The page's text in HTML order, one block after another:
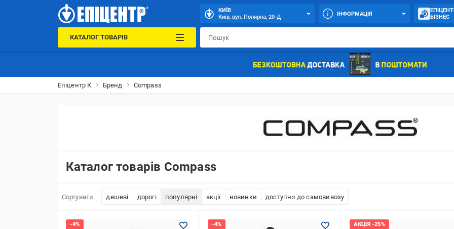
КИЇВ
Київ, вул. Полярна, 20-Д
ІНФОРМАЦІЯ
БІЗНЕС
КАТАЛОГ ТОВАРІВ
Епіцентр К Бренд Compass
Каталог товарів Compass
Сортувати дешеві дорогі популярні акції новинки доступно до самовивозу